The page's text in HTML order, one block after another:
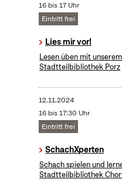
16 bis 17 Uhr
Eintritt frei
Lies mir vor!
Lesen üben mit
Stadtteilbibliothek Porz
12.11.2024
16 bis 17:30 Uhr
Eintritt frei
SchachXperten
Schach spielen und
Stadtteilbibliothek